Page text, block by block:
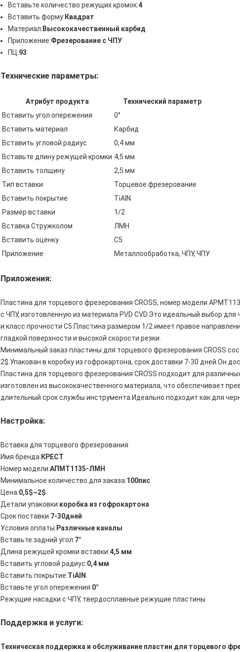
Вставьте количество режущих кромок:4
Вставить форму: Квадрат
Материал: Высококачественный карбид
Приложение:Фрезерование с ЧПУ
ПЦ:93
Технические параметры:
Атрибут продукта
Технический параметр
Вставить угол опережения
0°
Вставить материал
Карбид
Вставить угловой радиус
0,4 мм
Вставьте длину режущей кромки 4,5 мм
Вставить толщину
2,5 мм
Тип вставки
Торцевое фрезерование
Вставить покрытие
TiAlN
Размер вставки
1/2
Вставка Стружколом
ЛМН
Вставить оценку
С5
Приложение
Металлообработка, ЧПУ, ЧПУ
Приложения:
Пластина для торцевого фрезерования CROSS, номер модели
с ЧПУ, изготовленную из материала PVD CVD.Это идеальный выбор
и класс прочности C5.Пластина размером 1/2 имеет правое
гладкой поверхности и высокой скорости резки.
Минимальный заказ пластины для торцевого фрезерования CROSS
2$.Упакован в коробку из гофрокартона, срок доставки 7-30 дней.Он
Пластина для торцевого фрезерования CROSS подходит для
изготовлен из высококачественного материала, что обеспечивает
длительный срок службы инструмента.Идеально подходит как для
Настройка:
Вставка для торцевого фрезерования
Имя бренда: КРЕСТ
Номер модели:АПМТ1135-ЛМН
Минимальное количество для заказа:100пис
Цена:0,5$~2$
Детали упаковки:коробка из гофрокартона
Срок поставки:7-30дней
Условия оплаты: Различные каналы
Вставьте задний угол:7°
Длина режущей кромки вставки:4,5 мм
Вставить угловой радиус:0,4 мм
Вставить покрытие:TiAlN
Вставьте угол опережения:0°
Режущие насадки с ЧПУ, твердосплавные режущие пластины
Поддержка и услуги:
Техническая поддержка и обслуживание пластин для торцевого